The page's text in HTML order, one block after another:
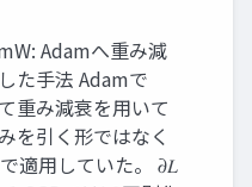
Adamへ重み減
た手法 Adamで
重み減衰を用いて
を引く形ではなく
適用していた。 𝜕𝐿